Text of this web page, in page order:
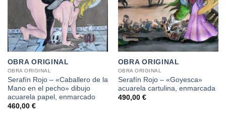
OBRA ORIGINAL
OBRA ORIGINAL
Serafín Rojo – «Caballero de la
Mano en el pecho» dibujo
acuarela papel, enmarcado
460,00 €
OBRA ORIGINAL
OBRA ORIGINAL
Serafín Rojo – «Goyesca»
acuarela cartulina, enmarcada
490,00 €